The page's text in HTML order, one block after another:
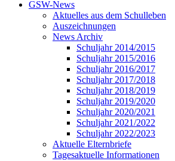
GSW-News
Aktuelles aus dem Schulleben
Auszeichnungen
News Archiv
Schuljahr 2014/2015
Schuljahr 2015/2016
Schuljahr 2016/2017
Schuljahr 2017/2018
Schuljahr 2018/2019
Schuljahr 2019/2020
Schuljahr 2020/2021
Schuljahr 2021/2022
Schuljahr 2022/2023
Aktuelle Elternbriefe
Tagesaktuelle Informationen